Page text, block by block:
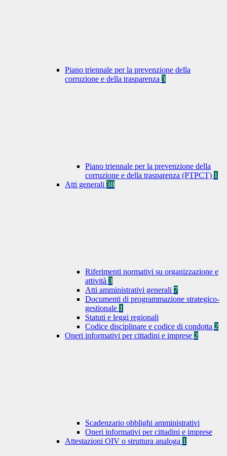
Piano triennale per la prevenzione della
corruzione e della trasparenza 3
Piano triennale per la prevenzione della
corruzione e della trasparenza (PTPCT) 1
Atti generali 38
Riferimenti normativi su organizzazione e
attività 3
Atti amministrativi generali 7
Documenti di programmazione strategico-
gestionale 1
Statuti e leggi regionali
Codice disciplinare e codice di condotta 2
Oneri informativi per cittadini e imprese 2
Scadenzario obblighi amministrativi
Oneri informativi per cittadini e imprese
Attestazioni OIV o struttura analoga 1